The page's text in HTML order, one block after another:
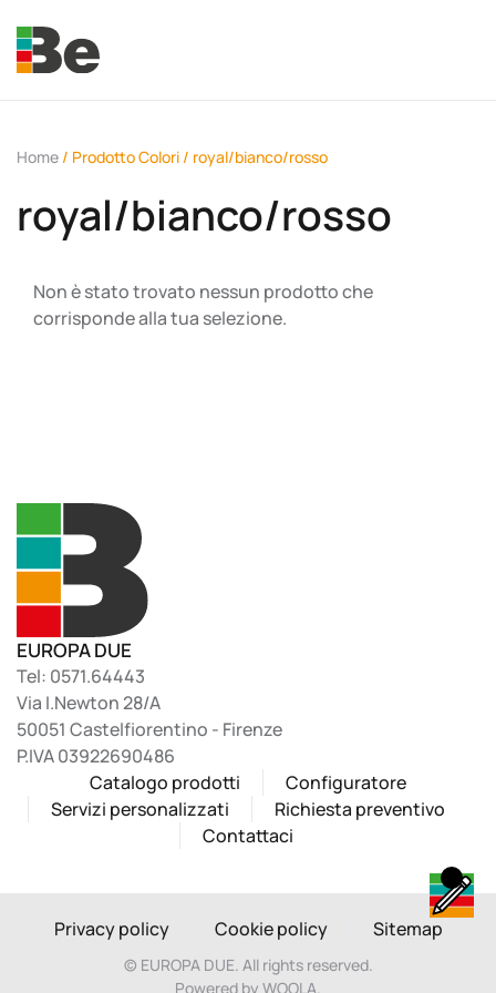
Skip to main content
Home / Prodotto Colori / royal/bianco/rosso
royal/bianco/rosso
Non è stato trovato nessun prodotto che
corrisponde alla tua selezione.
EUROPA DUE
Tel: 0571.64443
Via I.Newton 28/A
50051 Castelfiorentino - Firenze
P.IVA 03922690486
Catalogo prodotti
Configuratore
Servizi personalizzati
Richiesta preventivo
Contattaci
Privacy policy Cookie policy Sitemap
© EUROPA DUE. All rights reserved.
Powered by WOOLA.